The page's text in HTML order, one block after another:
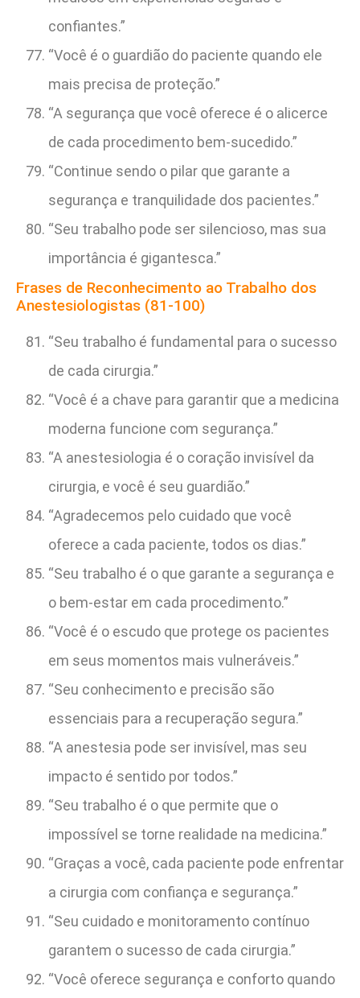
confiantes.”
“Você é o guardião do paciente quando ele
mais precisa de proteção.”
“A segurança que você oferece é o alicerce
de cada procedimento bem-sucedido.”
“Continue sendo o pilar que garante a
segurança e tranquilidade dos pacientes.”
“Seu trabalho pode ser silencioso, mas sua
importância é gigantesca.”
Frases de Reconhecimento ao Trabalho dos
Anestesiologistas (81-100)
“Seu trabalho é fundamental para o sucesso
de cada cirurgia.”
“Você é a chave para garantir que a medicina
moderna funcione com segurança.”
“A anestesiologia é o coração invisível da
cirurgia, e você é seu guardião.”
“Agradecemos pelo cuidado que você
oferece a cada paciente, todos os dias.”
“Seu trabalho é o que garante a segurança e
o bem-estar em cada procedimento.”
“Você é o escudo que protege os pacientes
em seus momentos mais vulneráveis.”
“Seu conhecimento e precisão são
essenciais para a recuperação segura.”
“A anestesia pode ser invisível, mas seu
impacto é sentido por todos.”
“Seu trabalho é o que permite que o
impossível se torne realidade na medicina.”
“Graças a você, cada paciente pode enfrentar
a cirurgia com confiança e segurança.”
“Seu cuidado e monitoramento contínuo
garantem o sucesso de cada cirurgia.”
“Você oferece segurança e conforto quando